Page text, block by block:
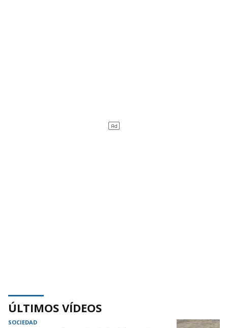
ÚLTIMOS VÍDEOS
SOCIEDAD